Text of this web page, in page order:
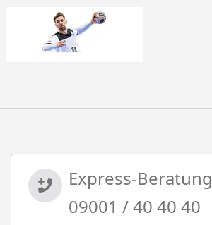
Express-Beratung
09001 / 40 40 40